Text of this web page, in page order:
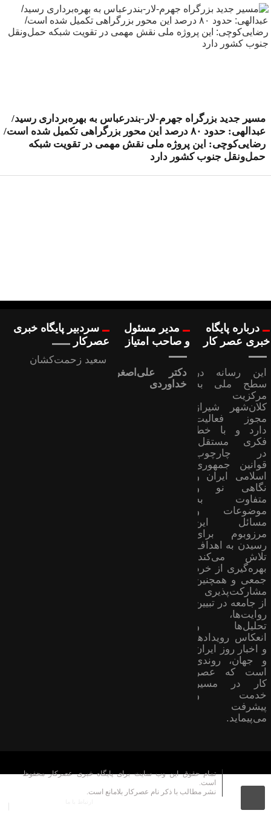
مسیر جدید بزرگراه جهرم-لار-بندرعباس به بهره‌برداری رسید/
عبدالهی: حدود ۸۰ درصد این محور بزرگراهی تکمیل شده است/
رضایی‌کوچی: این پروژه ملی نقش مهمی در تقویت شبکه
حمل‌ونقل جنوب کشور دارد
درباره پایگاه
خبری عصر کار
این رسانه در
سطح ملی به
مرکزیت
کلان‌شهر شیراز
مجوز فعالیت
دارد و با خط
فکری مستقل،
در چارچوب
قوانین جمهوری
اسلامی ایران و
نگاهی نو و
متفاوت به
موضوعات ‌و
مسائل این
مرزوبوم برای
رسیدن به اهداف
تلاش می‌کند؛
بهره‌گیری از خرد
جمعی و همچنین
مشارکت‌پذیری
از جامعه در تبیین
روایت‌ها،
تحلیل‌ها و
انعکاس رویدادها
و اخبار روز ایران
و جهان، روندی
است که عصر
کار در مسیر
خدمت و
پیشرفت
می‌پیماید.
مدیر مسئول
و صاحب امتیاز
دکتر علی‌اصغر
خداوردی
سردبیر پایگاه خبری
عصرکار
سعید زحمت‌کشان
تمام حقوق این وب سایت برای پایگاه خبری عصرکار محفوظ
است.
نشر مطالب با ذکر نام عصرکار بلامانع است.